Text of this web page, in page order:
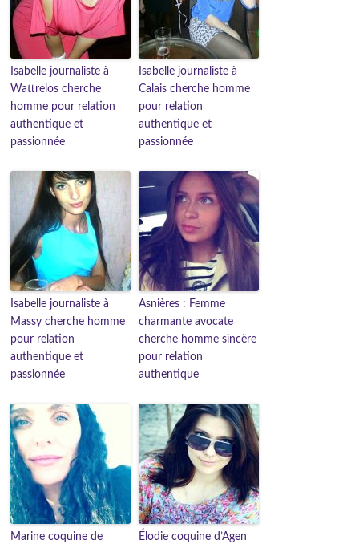
Isabelle journaliste à
Wattrelos cherche
homme pour relation
authentique et
passionnée
Isabelle journaliste à
Calais cherche homme
pour relation
authentique et
passionnée
Isabelle journaliste à
Massy cherche homme
pour relation
authentique et
passionnée
Asnières : Femme
charmante avocate
cherche homme sincère
pour relation
authentique
Marine coquine de
Élodie coquine d’Agen